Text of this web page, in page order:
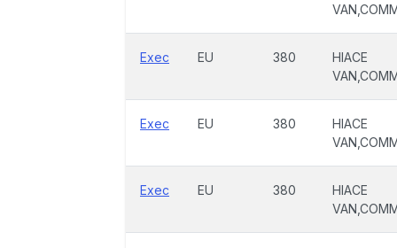
Exec EU 380
HIACE
Exec EU 380
HIACE
Exec EU 380
HIACE